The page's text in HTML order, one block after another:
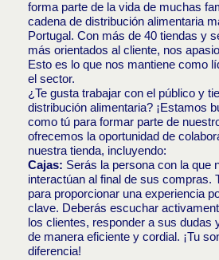
forma parte de la vida de muchas
cadena de distribución alimentaria
Portugal. Con más de 40 tiendas y
más orientados al cliente, nos
Esto es lo que nos mantiene como
el sector.
¿Te gusta trabajar con el público y
distribución alimentaria? ¡Estamos
como tú para formar parte de
ofrecemos la oportunidad de
nuestra tienda, incluyendo:
Cajas: Serás la persona con la que
interactúan al final de sus compras.
para proporcionar una experiencia
clave. Deberás escuchar
los clientes, responder a sus dudas
de manera eficiente y cordial. ¡Tu
diferencia!